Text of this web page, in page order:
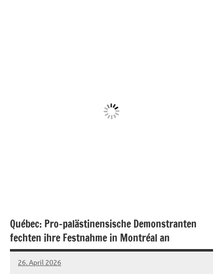
Québec: Pro-palästinensische Demonstranten
fechten ihre Festnahme in Montréal an
26. April 2026
network